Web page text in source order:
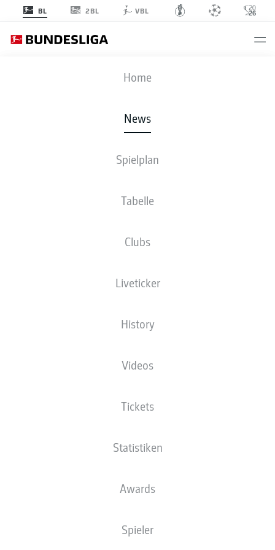
BL 2BL VBL
Home
News
Spielplan
Tabelle
Clubs
Liveticker
History
Videos
Tickets
Statistiken
Awards
Spieler
Yan Diomande bei der WM im Trikot der Elfenbeinküste
YAN DIOMANDES
EMOTIONALER BRIEF AN
SCHWESTER ROXANE